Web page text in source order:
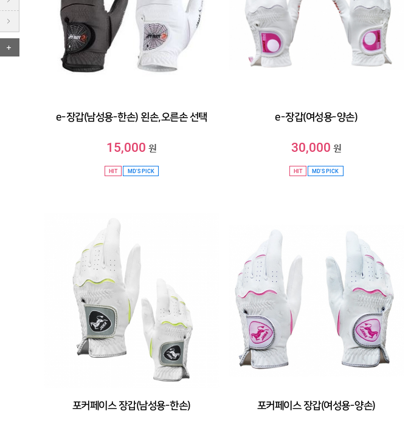
e-장갑(남성용-한손) 왼손,오른손 선택
15,000 원
HIT MD'S PICK
e-장갑(여성용-양손)
30,000 원
HIT MD'S PICK
포커페이스 장갑(남성용-한손) 포커페이스 장갑(여성용-양손)
MYPAGE
COMMUNITY